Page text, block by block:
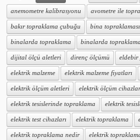
anemometre kalibrasyonu avometre ile
bakır topraklama çubuğu bina topraklaması
binalarda topraklama binalarda topraklama
dijital ölçü aletleri direnç ölçümü eldebir
elektrik malzeme elektrik malzeme fiyatları
elektrik ölçüm aletleri elektrik ölçüm
elektrik tesislerinde topraklama elektrik
elektrik test cihazları elektrik topraklama
elektrik topraklama nedir elektrik